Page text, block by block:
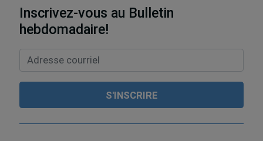
Inscrivez-vous au Bulletin
hebdomadaire!